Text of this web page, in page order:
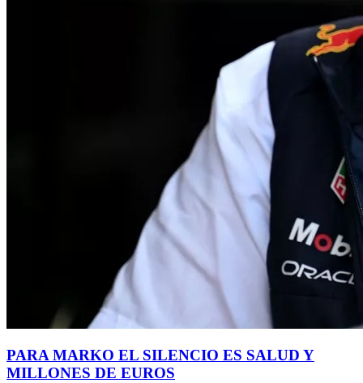
PARA MARKO EL SILENCIO ES SALUD Y
MILLONES DE EUROS